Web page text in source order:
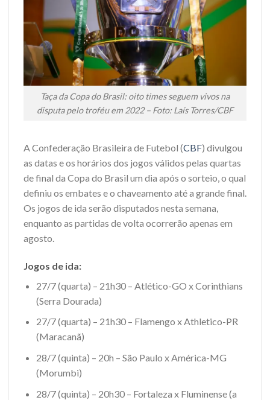
Taça da Copa do Brasil: oito times seguem vivos na
disputa pelo troféu em 2022 – Foto: Laís Torres/CBF
A Confederação Brasileira de Futebol (CBF) divulgou
as datas e os horários dos jogos válidos pelas quartas
de final da Copa do Brasil um dia após o sorteio, o qual
definiu os embates e o chaveamento até a grande final.
Os jogos de ida serão disputados nesta semana,
enquanto as partidas de volta ocorrerão apenas em
agosto.
Jogos de ida:
27/7 (quarta) – 21h30 – Atlético-GO x Corinthians
(Serra Dourada)
27/7 (quarta) – 21h30 – Flamengo x Athletico-PR
(Maracanã)
28/7 (quinta) – 20h – São Paulo x América-MG
(Morumbi)
28/7 (quinta) – 20h30 – Fortaleza x Fluminense (a